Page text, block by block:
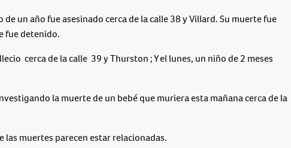
un año fue asesinado cerca de la calle 38 y Villard. Su muerte fue
fue detenido.
cerca de la calle 39 y Thurston ; Y el lunes, un niño de 2 meses
la muerte de un bebé que muriera esta mañana cerca de la
muertes parecen estar relacionadas.